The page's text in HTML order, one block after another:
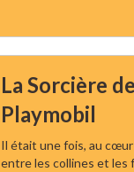
La Sorcière
Playmobil
Il était une fois, au
entre les collines et les